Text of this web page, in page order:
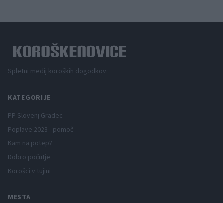
Spletni medij koroških dogodkov.
KATEGORIJE
PP Slovenj Gradec
Poplave 2023 - pomoč
Kam na potep?
Dobro počutje
Korošci v tujini
MESTA